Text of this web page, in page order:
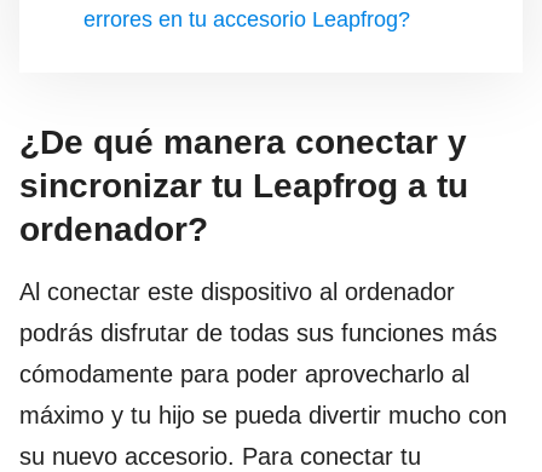
errores en tu accesorio Leapfrog?
¿De qué manera conectar y
sincronizar tu Leapfrog a tu
ordenador?
Al conectar este dispositivo al ordenador
podrás disfrutar de todas sus funciones más
cómodamente para poder aprovecharlo al
máximo y tu hijo se pueda divertir mucho con
su nuevo accesorio. Para conectar tu